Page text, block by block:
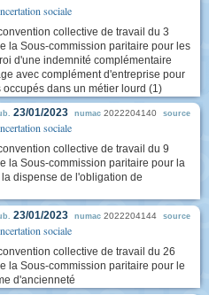
sociale
collective de travail du 3
la Sous-commission paritaire pour les
d'une indemnité complémentaire
avec complément d'entreprise pour
dans un métier lourd (1)
23/01/2023 numac 2022204140 source
sociale
collective de travail du 9
la Sous-commission paritaire pour la
dispense de l'obligation de
23/01/2023 numac 2022204144 source
sociale
collective de travail du 26
la Sous-commission paritaire pour le
d'ancienneté